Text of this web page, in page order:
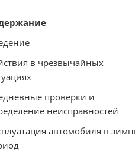
в чрезвычайных
проверки и
неисправностей
автомобиля в